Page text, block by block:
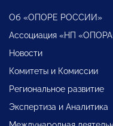
Об «ОПОРЕ РОССИИ»
Ассоциация «НП
Новости
Комитеты и Комиссии
Региональное развитие
Экспертиза и Аналитика